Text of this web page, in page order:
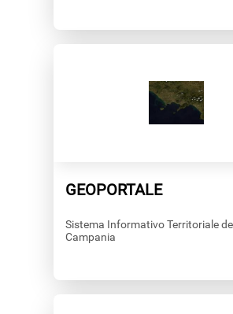
GEOPORTALE
Sistema Informativo Territoriale
Campania